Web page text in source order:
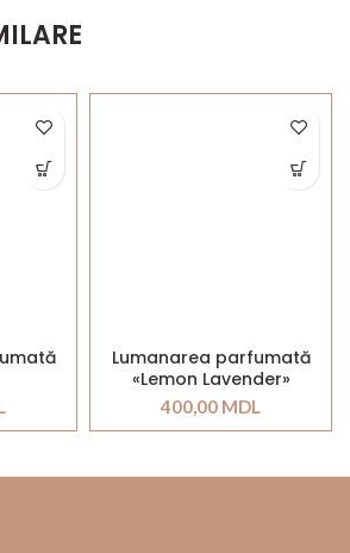
Lumanarea parfumată
«Lemon Lavender»
400,00 MDL